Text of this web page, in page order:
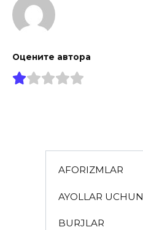
Оцените автора
AFORIZMLAR
AYOLLAR UCHUN
BURJLAR